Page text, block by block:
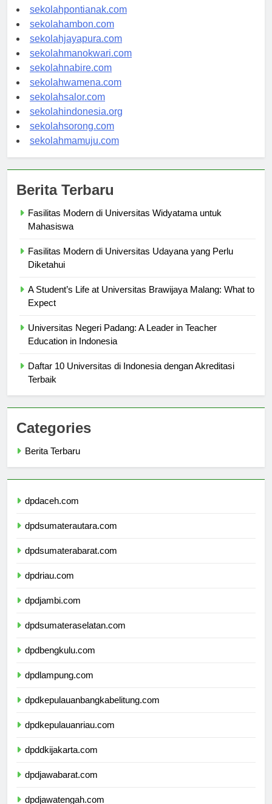
sekolahbanjarbaru.com
sekolahpontianak.com
sekolahambon.com
sekolahjayapura.com
sekolahmanokwari.com
sekolahnabire.com
sekolahwamena.com
sekolahsalor.com
sekolahindonesia.org
sekolahsorong.com
Fasilitas Modern di Universitas Widyatama untuk
Fasilitas Modern di Universitas Udayana yang Perlu
A Student’s Life at Universitas Brawijaya Malang: What to
Universitas Negeri Padang: A Leader in Teacher
Daftar 10 Universitas di Indonesia dengan Akreditasi
Categories